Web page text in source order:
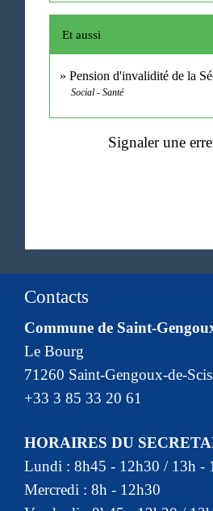
Et aussi
Pension d'invalidité de la
Social - Santé
Signaler une
Contacts
Commune de Saint-
Le Bourg
71260 Saint-Gengoux-de-
+33 3 85 33 20 61
HORAIRES DU
Lundi : 8h45 - 12h30 / 13h -
Mercredi : 8h - 12h30